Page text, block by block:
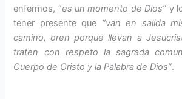
enfermos, “es un momento de Dios” y
tener presente que “van en salida
camino, oren porque llevan a
traten con respeto la sagrada
Cuerpo de Cristo y la Palabra de Dios”.